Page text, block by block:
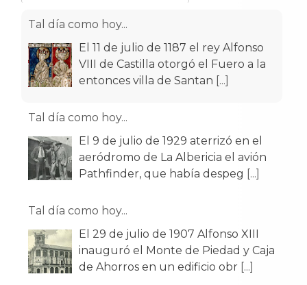
Tal día como hoy...
El 11 de julio de 1187 el rey Alfonso
VIII de Castilla otorgó el Fuero a la
entonces villa de Santan [...]
Tal día como hoy...
El 9 de julio de 1929 aterrizó en el
aeródromo de La Albericia el avión
Pathfinder, que había despeg [...]
Tal día como hoy...
El 29 de julio de 1907 Alfonso XIII
inauguró el Monte de Piedad y Caja
de Ahorros en un edificio obr [...]